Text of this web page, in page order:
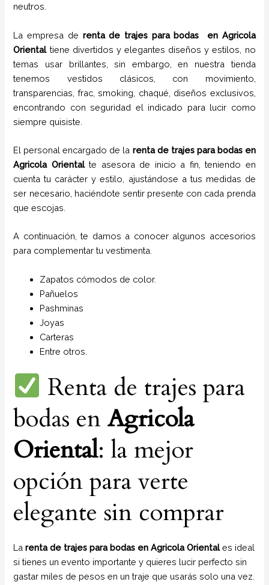
neutros.
La empresa de renta de trajes para bodas en Agricola
Oriental tiene divertidos y elegantes diseños y estilos,
no
temas usar brillantes, sin embargo, en nuestra tienda
tenemos vestidos clásicos, con movimiento,
transparencias, frac, smoking, chaqué, diseños exclusivos,
encontrando con seguridad el indicado para lucir como
siempre quisiste.
El personal encargado de la renta de trajes para bodas en
Agricola Orientalte asesora de inicio a fin, teniendo en
cuenta tu carácter y estilo, ajustándose a tus medidas de
ser necesario, haciéndote sentir presente con cada prenda
que escojas.
A continuación, te damos a conocer algunos accesorios
para complementar tu vestimenta.
Zapatos cómodos de color.
Pañuelos
Pashminas
Joyas
Carteras
Entre otros.
Renta de trajes para
bodas enAgricola
Oriental: la mejor
opción para verte
elegante sin comprar
Larenta de trajes para bodas en Agricola Orientales ideal
si tienes un evento importante y quieres lucir perfecto sin
gastar miles de pesos en un traje que usarás solo una vez.